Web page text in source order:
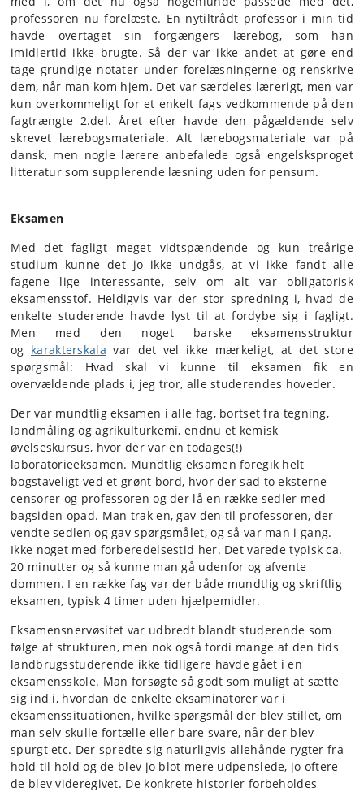
professoren nu forelæste. En nytiltrådt professor i min tid
havde overtaget sin forgængers lærebog, som han
imidlertid ikke brugte. Så der var ikke andet at gøre end
tage grundige notater under forelæsningerne og renskrive
dem, når man kom hjem. Det var særdeles lærerigt, men var
kun overkommeligt for et enkelt fags vedkommende på den
fagtrængte 2.del. Året efter havde den pågældende selv
skrevet lærebogsmateriale. Alt lærebogsmateriale var på
dansk, men nogle lærere anbefalede også engelsksproget
litteratur som supplerende læsning uden for pensum.
Eksamen
Med det fagligt meget vidtspændende og kun treårige
studium kunne det jo ikke undgås, at vi ikke fandt alle
fagene lige interessante, selv om alt var obligatorisk
eksamensstof. Heldigvis var der stor spredning i, hvad de
enkelte studerende havde lyst til at fordybe sig i fagligt.
Men med den noget barske eksamensstruktur
og karakterskala var det vel ikke mærkeligt, at det store
spørgsmål: Hvad skal vi kunne til eksamen fik en
overvældende plads i, jeg tror, alle studerendes hoveder.
Der var mundtlig eksamen i alle fag, bortset fra tegning,
landmåling og agrikulturkemi, endnu et kemisk
øvelseskursus, hvor der var en todages(!)
laboratorieeksamen. Mundtlig eksamen foregik helt
bogstaveligt ved et grønt bord, hvor der sad to eksterne
censorer og professoren og der lå en række sedler med
bagsiden opad. Man trak en, gav den til professoren, der
vendte sedlen og gav spørgsmålet, og så var man i gang.
Ikke noget med forberedelsestid her. Det varede typisk ca.
20 minutter og så kunne man gå udenfor og afvente
dommen. I en række fag var der både mundtlig og skriftlig
eksamen, typisk 4 timer uden hjælpemidler.
Eksamensnervøsitet var udbredt blandt studerende som
følge af strukturen, men nok også fordi mange af den tids
landbrugsstuderende ikke tidligere havde gået i en
eksamensskole. Man forsøgte så godt som muligt at sætte
sig ind i, hvordan de enkelte eksaminatorer var i
eksamenssituationen, hvilke spørgsmål der blev stillet, om
man selv skulle fortælle eller bare svare, når der blev
spurgt etc. Der spredte sig naturligvis allehånde rygter fra
hold til hold og de blev jo blot mere udpenslede, jo oftere
de blev videregivet. De konkrete historier forbeholdes